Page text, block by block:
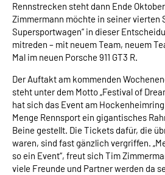
Rennstrecken steht dann Ende
Zimmermann möchte in seiner vierten
Supersportwagen“ in dieser
mitreden – mit neuem Team, neuem
Mal im neuen Porsche 911 GT3 R.
Der Auftakt am kommenden
steht unter dem Motto „Festival of
hat sich das Event am
Menge Rennsport ein gigantisches
Beine gestellt. Die Tickets dafür, die
waren, sind fast gänzlich vergriffen.
so ein Event“, freut sich Tim
viele Freunde und Partner werden da